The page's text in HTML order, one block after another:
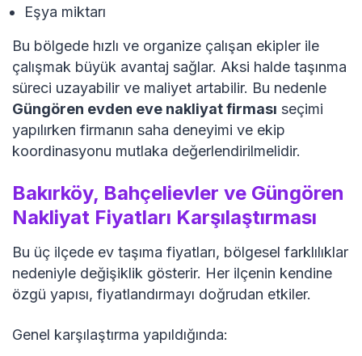
Eşya miktarı
Bu bölgede hızlı ve organize çalışan ekipler ile
çalışmak büyük avantaj sağlar. Aksi halde taşınma
süreci uzayabilir ve maliyet artabilir. Bu nedenle
Güngören evden eve nakliyat firması seçimi
yapılırken firmanın saha deneyimi ve ekip
koordinasyonu mutlaka değerlendirilmelidir.
Bakırköy, Bahçelievler ve Güngören
Nakliyat Fiyatları Karşılaştırması
Bu üç ilçede ev taşıma fiyatları, bölgesel farklılıklar
nedeniyle değişiklik gösterir. Her ilçenin kendine
özgü yapısı, fiyatlandırmayı doğrudan etkiler.
Genel karşılaştırma yapıldığında: